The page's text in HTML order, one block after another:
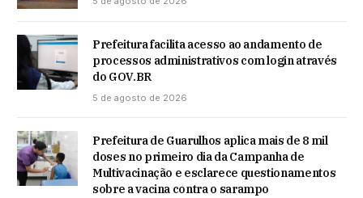
Prefeitura facilita acesso ao andamento de
processos administrativos com login através
do GOV.BR
5 de agosto de 2026
Prefeitura de Guarulhos aplica mais de 8 mil
doses no primeiro dia da Campanha de
Multivacinação e esclarece questionamentos
sobre a vacina contra o sarampo